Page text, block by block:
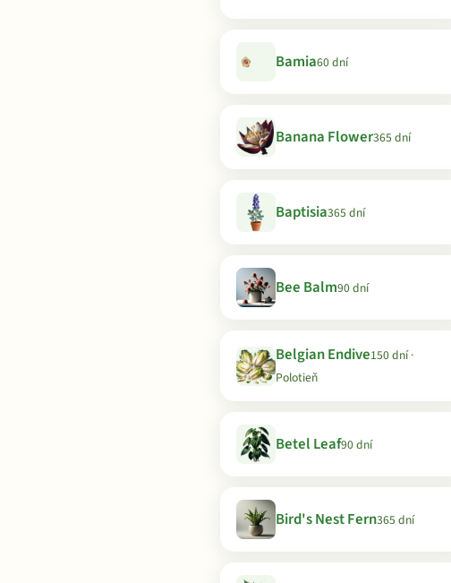
Bamia60 dní
Banana Flower365 dní
Baptisia365 dní
Bee Balm90 dní
Belgian Endive150 dní ·
Polotieň
Betel Leaf90 dní
Bird's Nest Fern365 dní